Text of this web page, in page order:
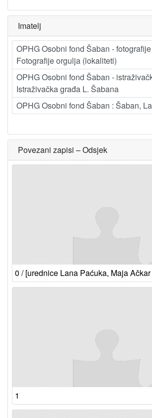
Imatelj
OPHG Osobni fond Šaban -
Fotografije orgulja (lokaliteti)
OPHG Osobni fond Šaban -
Istraživačka građa L. Šabana
OPHG Osobni fond Šaban : Šaban,
Povezani zapisi – Odsjek
0 / [urednice Lana Paćuka, Maja
1